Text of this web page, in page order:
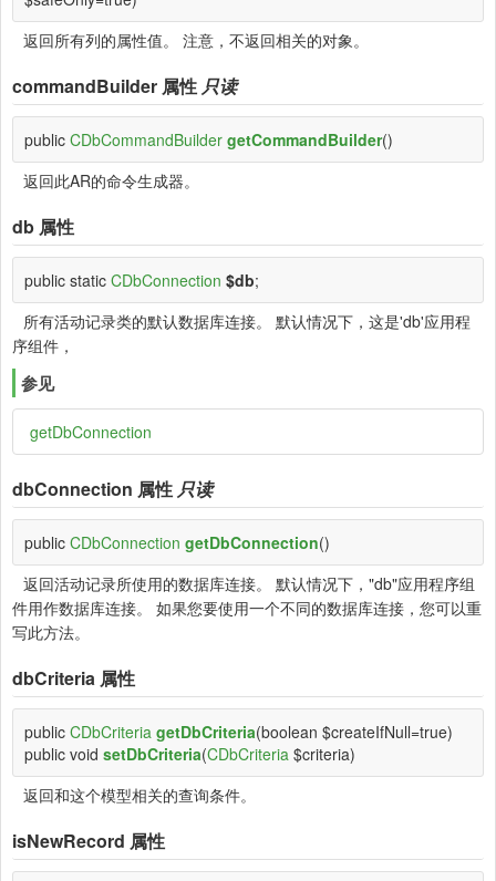
返回所有列的属性值。 注意，不返回相关的对象。
commandBuilder 属性 只读
public CDbCommandBuilder getCommandBuilder()
返回此AR的命令生成器。
db 属性
public static CDbConnection $db;
所有活动记录类的默认数据库连接。 默认情况下，这是'db'应用程
序组件，
参见
getDbConnection
dbConnection 属性 只读
public CDbConnection getDbConnection()
返回活动记录所使用的数据库连接。 默认情况下，"db"应用程序组
件用作数据库连接。 如果您要使用一个不同的数据库连接，您可以重
写此方法。
dbCriteria 属性
public CDbCriteria getDbCriteria(boolean $createIfNull=true)
public void setDbCriteria(CDbCriteria $criteria)
返回和这个模型相关的查询条件。
isNewRecord 属性